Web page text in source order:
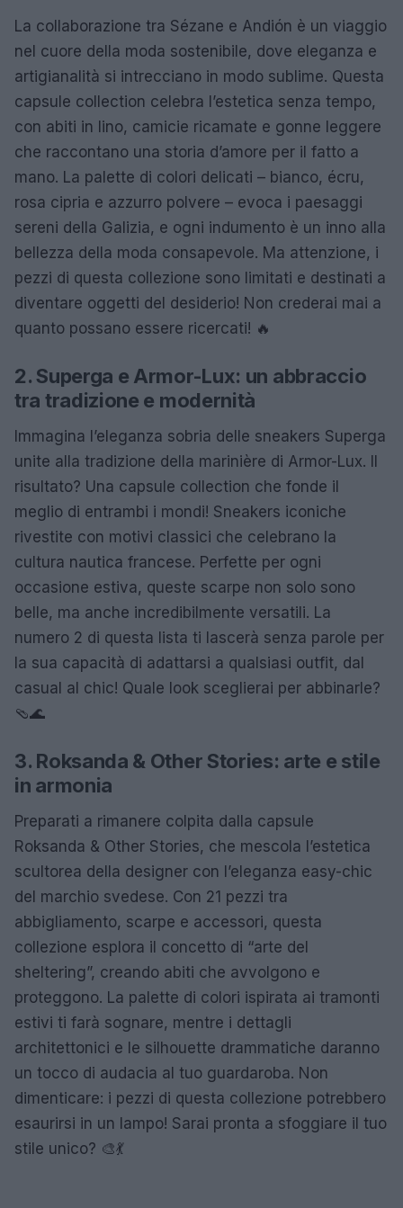
La collaborazione tra Sézane e Andión è un viaggio
nel cuore della moda sostenibile, dove eleganza e
artigianalità si intrecciano in modo sublime. Questa
capsule collection celebra l’estetica senza tempo,
con abiti in lino, camicie ricamate e gonne leggere
che raccontano una storia d’amore per il fatto a
mano. La palette di colori delicati – bianco, écru,
rosa cipria e azzurro polvere – evoca i paesaggi
sereni della Galizia, e ogni indumento è un inno alla
bellezza della moda consapevole. Ma attenzione, i
pezzi di questa collezione sono limitati e destinati a
diventare oggetti del desiderio! Non crederai mai a
quanto possano essere ricercati! 🔥
2. Superga e Armor-Lux: un abbraccio
tra tradizione e modernità
Immagina l’eleganza sobria delle sneakers Superga
unite alla tradizione della marinière di Armor-Lux. Il
risultato? Una capsule collection che fonde il
meglio di entrambi i mondi! Sneakers iconiche
rivestite con motivi classici che celebrano la
cultura nautica francese. Perfette per ogni
occasione estiva, queste scarpe non solo sono
belle, ma anche incredibilmente versatili. La
numero 2 di questa lista ti lascerà senza parole per
la sua capacità di adattarsi a qualsiasi outfit, dal
casual al chic! Quale look sceglierai per abbinarle?
🩴🌊
3. Roksanda & Other Stories: arte e stile
in armonia
Preparati a rimanere colpita dalla capsule
Roksanda & Other Stories, che mescola l’estetica
scultorea della designer con l’eleganza easy-chic
del marchio svedese. Con 21 pezzi tra
abbigliamento, scarpe e accessori, questa
collezione esplora il concetto di “arte del
sheltering”, creando abiti che avvolgono e
proteggono. La palette di colori ispirata ai tramonti
estivi ti farà sognare, mentre i dettagli
architettonici e le silhouette drammatiche daranno
un tocco di audacia al tuo guardaroba. Non
dimenticare: i pezzi di questa collezione potrebbero
esaurirsi in un lampo! Sarai pronta a sfoggiare il tuo
stile unico? 🎨💃